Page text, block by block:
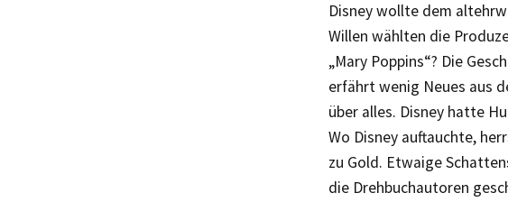
Disney wollte dem
Willen wählten die
„Mary Poppins“? Die
erfährt wenig Neues aus
über alles. Disney hatte
Wo Disney auftauchte,
zu Gold. Etwaige
die Drehbuchautoren